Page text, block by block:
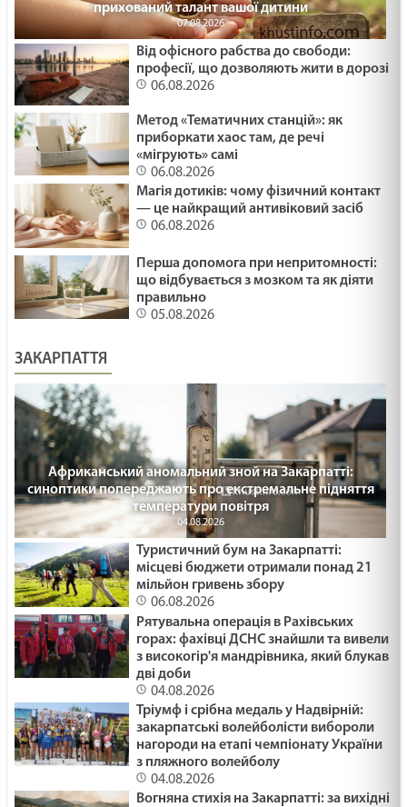
прихований талант вашої дитини
07.08.2026
Від офісного рабства до свободи:
професії, що дозволяють жити в дорозі
06.08.2026
Метод «Тематичних станцій»: як
приборкати хаос там, де речі
«мігрують» самі
06.08.2026
Магія дотиків: чому фізичний контакт
— це найкращий антивіковий засіб
06.08.2026
Перша допомога при непритомності:
що відбувається з мозком та як діяти
правильно
05.08.2026
ЗАКАРПАТТЯ
Африканський аномальний зной на Закарпатті:
синоптики попереджають про екстремальне підняття
температури повітря
04.08.2026
Туристичний бум на Закарпатті:
місцеві бюджети отримали понад 21
мільйон гривень збору
06.08.2026
Рятувальна операція в Рахівських
горах: фахівці ДСНС знайшли та вивели
з високогір'я мандрівника, який блукав
дві доби
04.08.2026
Тріумф і срібна медаль у Надвірній:
закарпатські волейболісти вибороли
нагороди на етапі чемпіонату України
з пляжного волейболу
04.08.2026
Вогняна стихія на Закарпатті: за вихідні